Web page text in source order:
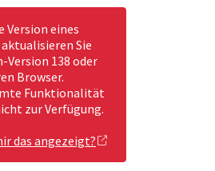
eines
Sie
Version 138 oder
Browser.
Funktionalität
zur Verfügung.
das angezeigt?